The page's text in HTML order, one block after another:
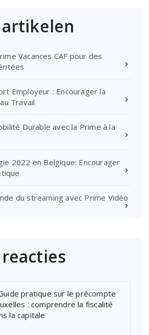
Vacances CAF pour des
Employeur : Encourager la
Travail
Durable avec la Prime à la
2022 en Belgique: Encourager
du streaming avec Prime Vidéo
pratique sur le précompte
: comprendre la fiscalité
la capitale